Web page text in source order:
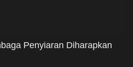
Penyiaran Diharapkan